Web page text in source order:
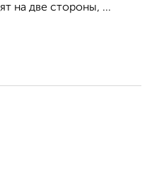
на две стороны, ...